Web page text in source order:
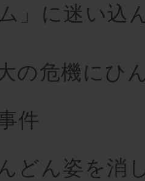
」に迷い込
の危機にひ
件
どん姿を消